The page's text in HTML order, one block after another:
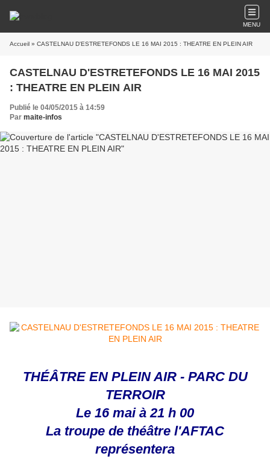
MENU
Accueil » CASTELNAU D'ESTRETEFONDS LE 16 MAI 2015 : THEATRE EN PLEIN AIR
CASTELNAU D'ESTRETEFONDS LE 16 MAI 2015
: THEATRE EN PLEIN AIR
Publié le 04/05/2015 à 14:59
Par maite-infos
THÉÂTRE EN PLEIN AIR - PARC DU
TERROIR
Le 16 mai à 21 h 00
La troupe de théâtre l'AFTAC
représentera